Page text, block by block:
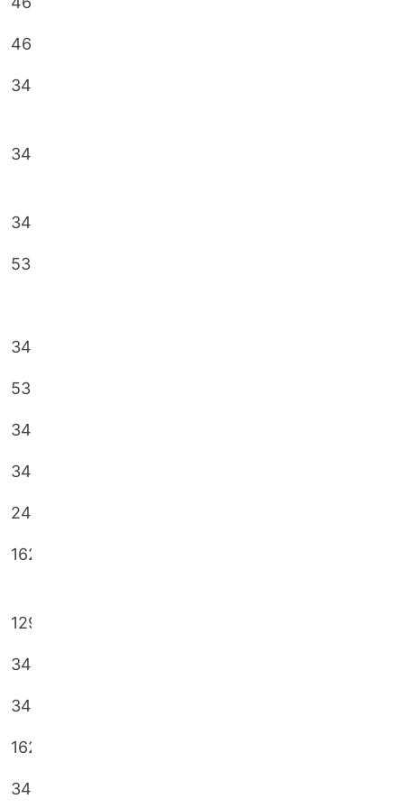
4697812
34620869
34619690
34649913
533000395
34607137
533015643
34656324
34659471
24692050
16236602
12904090
34639195
34608370
16253116
34688005